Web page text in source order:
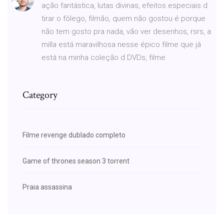
ação fantástica, lutas divinas, efeitos especiais d
tirar o fôlego, filmão, quem não gostou é porque
não tem gosto pra nada, vão ver desenhos, rsrs, a
milla está maravilhosa nesse épico filme que já
está na minha coleção d DVDs, filme
Category
Filme revenge dublado completo
Game of thrones season 3 torrent
Praia assassina